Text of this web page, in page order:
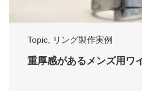
Topic, リング製作実例
重厚感があるメンズ用ワ